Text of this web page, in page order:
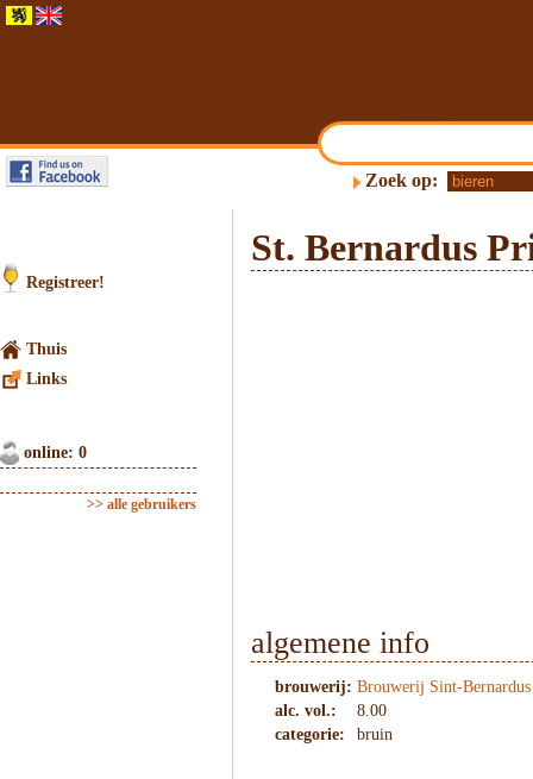
Zoek op:
Registreer!
Thuis
Links
online: 0
>> alle gebruikers
St. Bernardus
algemene info
brouwerij: Brouwerij Sint-Bernardus
alc. vol.:
8.00
categorie:
bruin